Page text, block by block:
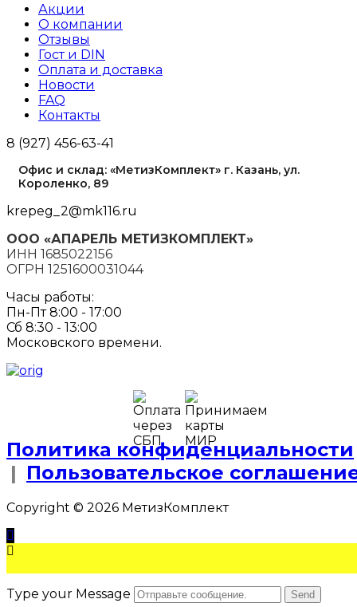
Акции
О компании
Отзывы
Гост и DIN
Оплата и доставка
Новости
FAQ
Контакты
8 (927) 456-63-41
Офис и склад: «МетизКомплект» г. Казань, ул.
Короленко, 89
krepeg_2@mk116.ru
ООО «АПАРЕЛЬ МЕТИЗКОМПЛЕКТ»
ИНН 1685022156
ОГРН 1251600031044
Часы работы:
Пн-Пт 8:00 - 17:00
Сб 8:30 - 13:00
Московского времени.
Политика конфиденциальности
| Пользовательское
Copyright © 2026 МетизКомплект
Type your Message Send